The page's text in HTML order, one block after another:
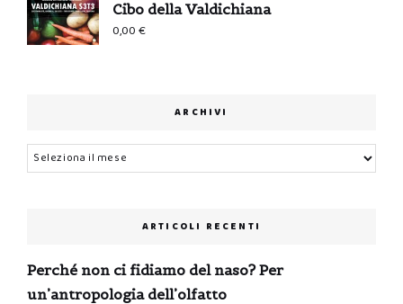
Cibo della Valdichiana
0,00€
ARCHIVI
Archivi
ARTICOLI RECENTI
Perché non ci fidiamo del naso? Per
un’antropologia dell’olfatto